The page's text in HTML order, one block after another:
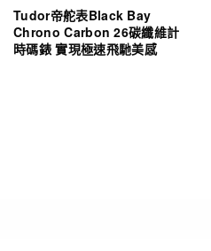
Tudor帝舵表Black Bay
Chrono Carbon 26碳纖維計
時碼錶 實現極速飛馳美感